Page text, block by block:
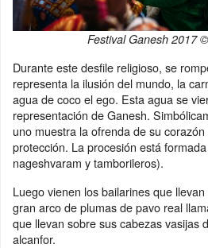
Festival Ganesh 2017 ©
Durante este desfile religioso, se
representa la ilusión del mundo, la
agua de coco el ego. Esta agua se
representación de Ganesh.
uno muestra la ofrenda de su
protección. La procesión está
nageshvaram y tamborileros).
Luego vienen los bailarines que
gran arco de plumas de pavo real
que llevan sobre sus cabezas vasijas
alcanfor.